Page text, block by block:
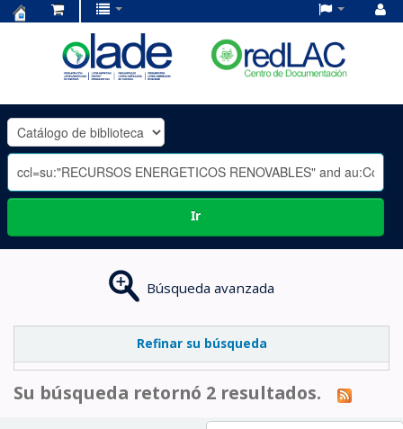
OLADE
-
Ir
Búsqueda avanzada
Refinar su búsqueda
Su búsqueda retornó 2 resultados.